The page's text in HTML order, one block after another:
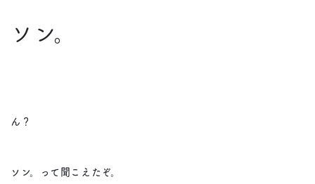
ソン。
ん？
ソン。って聞こえたぞ。